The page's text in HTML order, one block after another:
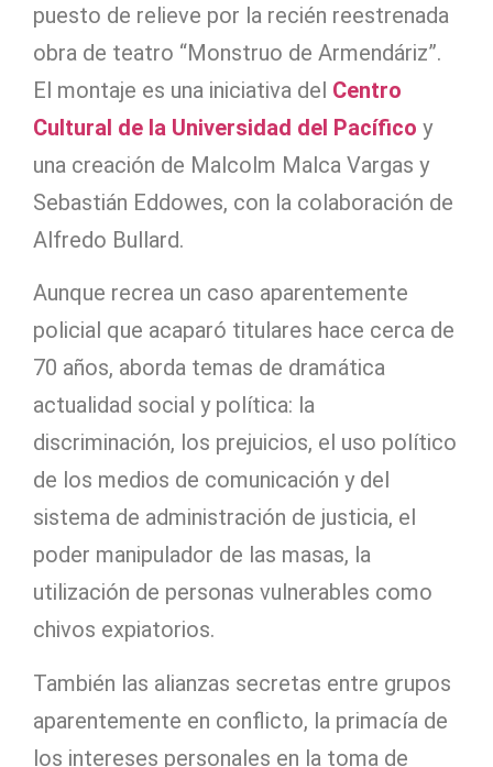
puesto de relieve por la recién reestrenada
obra de teatro “Monstruo de Armendáriz”.
El montaje es una iniciativa del Centro
Cultural de la Universidad del Pacífico y
una creación de Malcolm Malca Vargas y
Sebastián Eddowes, con la colaboración de
Alfredo Bullard.
Aunque recrea un caso aparentemente
policial que acaparó titulares hace cerca de
70 años, aborda temas de dramática
actualidad social y política: la
discriminación, los prejuicios, el uso político
de los medios de comunicación y del
sistema de administración de justicia, el
poder manipulador de las masas, la
utilización de personas vulnerables como
chivos expiatorios.
También las alianzas secretas entre grupos
aparentemente en conflicto, la primacía de
los intereses personales en la toma de